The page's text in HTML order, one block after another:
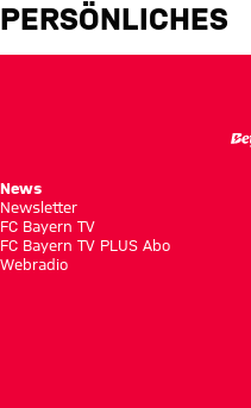
Florent Krasniqi
PERSÖNLICHES
News
Newsletter
FC Bayern TV
FC Bayern TV PLUS Abo
Webradio